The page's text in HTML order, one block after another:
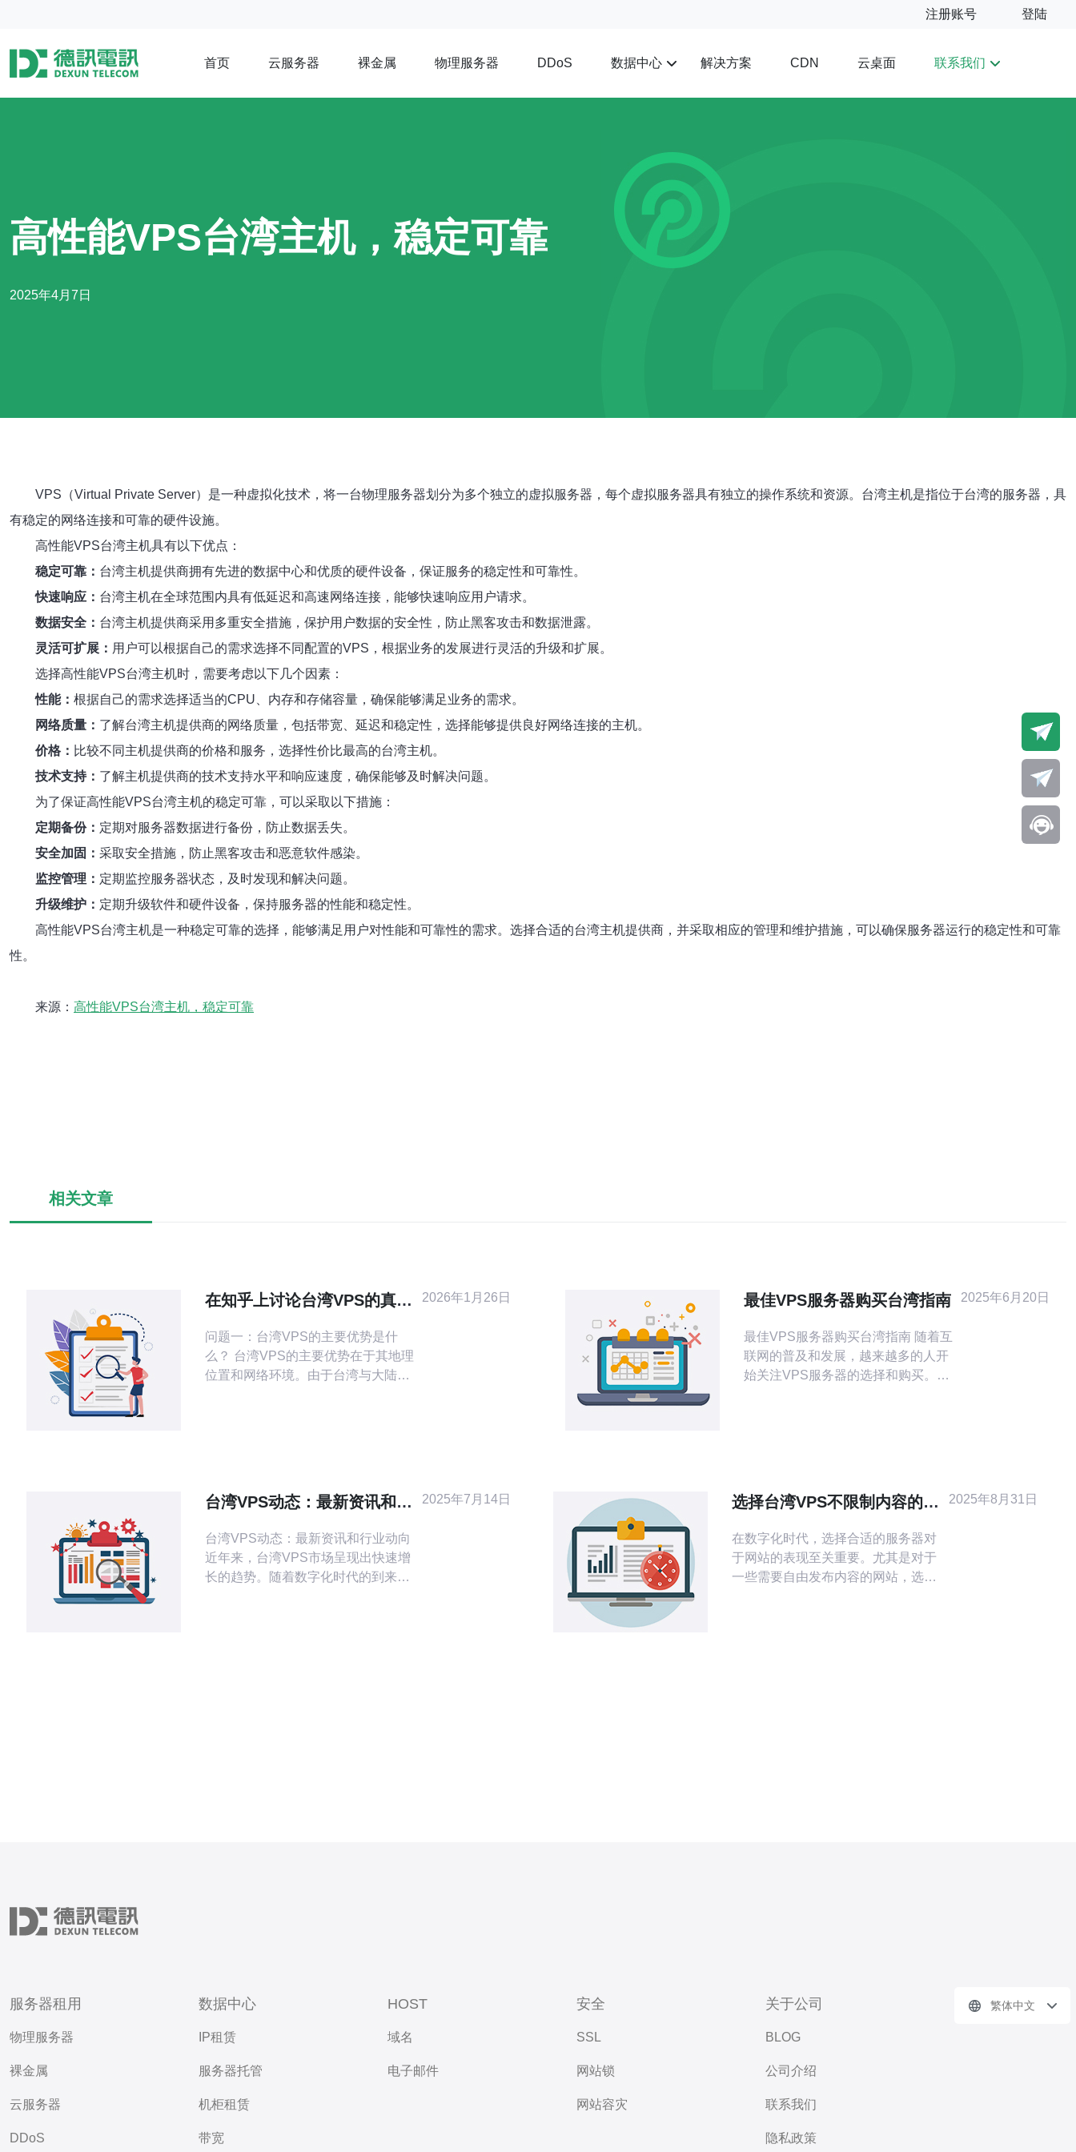
注册账号 登陆
首页 云服务器 裸金属 物理服务器 DDoS 数据中心 解决方案 CDN 云桌面 联系我们
高性能VPS台湾主机，稳定可靠
2025年4月7日
VPS（Virtual Private Server）是一种虚拟化技术，将一台物理服务器划分为多个独立的虚拟服务器，每个虚拟服务器具有独立的操作系统和资源。台湾主机是指位于台湾的服务器，具
有稳定的网络连接和可靠的硬件设施。
高性能VPS台湾主机具有以下优点：
稳定可靠： 台湾主机提供商拥有先进的数据中心和优质的硬件设备，保证服务的稳定性和可靠性。
快速响应： 台湾主机在全球范围内具有低延迟和高速网络连接，能够快速响应用户请求。
数据安全： 台湾主机提供商采用多重安全措施，保护用户数据的安全性，防止黑客攻击和数据泄露。
灵活可扩展： 用户可以根据自己的需求选择不同配置的VPS，根据业务的发展进行灵活的升级和扩展。
选择高性能VPS台湾主机时，需要考虑以下几个因素：
性能： 根据自己的需求选择适当的CPU、内存和存储容量，确保能够满足业务的需求。
网络质量： 了解台湾主机提供商的网络质量，包括带宽、延迟和稳定性，选择能够提供良好网络连接的主机。
价格： 比较不同主机提供商的价格和服务，选择性价比最高的台湾主机。
技术支持： 了解主机提供商的技术支持水平和响应速度，确保能够及时解决问题。
为了保证高性能VPS台湾主机的稳定可靠，可以采取以下措施：
定期备份： 定期对服务器数据进行备份，防止数据丢失。
安全加固： 采取安全措施，防止黑客攻击和恶意软件感染。
监控管理： 定期监控服务器状态，及时发现和解决问题。
升级维护： 定期升级软件和硬件设备，保持服务器的性能和稳定性。
高性能VPS台湾主机是一种稳定可靠的选择，能够满足用户对性能和可靠性的需求。选择合适的台湾主机提供商，并采取相应的管理和维护措施，可以确保服务器运行的稳定性和可靠
性。
来源： 高性能VPS台湾主机，稳定可靠
相关文章
在知乎上讨论台湾VPS的真实
问题一：台湾VPS的主要优势是什
么？ 台湾VPS的主要优势在于其地理
位置和网络环境。由于台湾与大陆的
用。 问题二：在台湾VPS上搭建网站
需要注意哪些事项？ 在台湾VPS上搭
2026年1月26日 最佳VPS服务器购买台湾指南
最佳VPS服务器购买台湾指南 随着互
联网的普及和发展，越来越多的人开
始关注VPS服务器的选择和购买。
松选择适合自己的VPS服务器。 在选
择VPS服务器之前，首先需要
2025年6月20日
台湾VPS动态：最新资讯和行
台湾VPS动态：最新资讯和行业动向
近年来，台湾VPS市场呈现出快速增
长的趋势。随着数字化时代的到来，
2025年7月14日
选择台湾VPS不限制内容的主
在数字化时代，选择合适的服务器对
于网站的表现至关重要。尤其是对于
一些需要自由发布内容的网站，选择
2025年8月31日
服务器租用
物理服务器
裸金属
云服务器
DDoS
数据中心
IP租赁
服务器托管
机柜租赁
带宽
HOST
域名
电子邮件
安全
SSL
网站锁
网站容灾
关于公司
BLOG
公司介绍
联系我们
隐私政策
繁体中文